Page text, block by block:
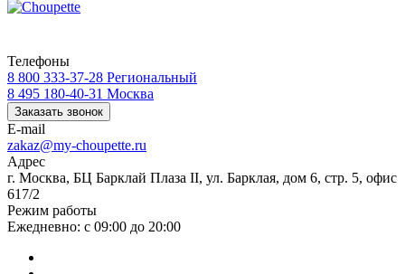
Телефоны
8 800 333-37-28 Региональный
8 495 180-40-31 Москва
Заказать звонок
E-mail
zakaz@my-choupette.ru
Адрес
г. Москва, БЦ Барклай Плаза II, ул. Барклая, дом 6, стр. 5, офис
617/2
Режим работы
Ежедневно: с 09:00 до 20:00